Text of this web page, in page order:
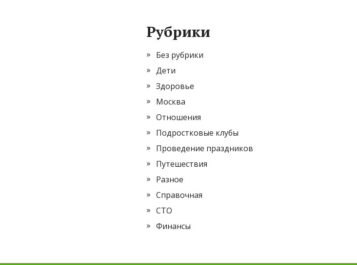
Рубрики
Без рубрики
Дети
Здоровье
Москва
Отношения
Подростковые клубы
Проведение праздников
Путешествия
Разное
Справочная
СТО
Финансы